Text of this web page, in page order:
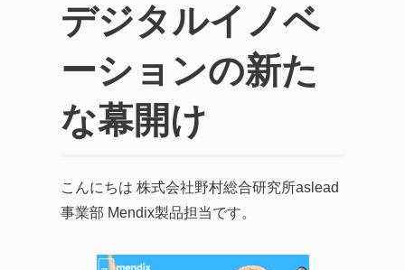
デジタルイノベ
ーションの新た
な幕開け
こんにちは 株式会社野村総合研究所aslead
事業部 Mendix製品担当です。